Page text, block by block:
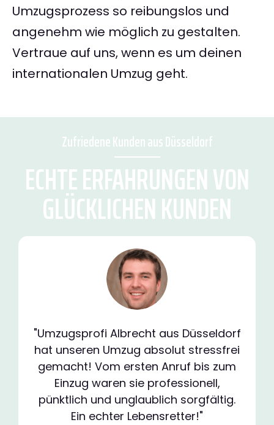
Umzugsprozess so reibungslos und
angenehm wie möglich zu gestalten.
Vertraue auf uns, wenn es um deinen
internationalen Umzug geht.
Zufriedene Kunden aus Düsseldorf
ECHTE ERFAHRUNGEN VON
GLÜCKLICHEN KUNDEN
"Umzugsprofi Albrecht aus Düsseldorf
hat unseren Umzug absolut stressfrei
gemacht! Vom ersten Anruf bis zum
Einzug waren sie professionell,
pünktlich und unglaublich sorgfältig.
Ein echter Lebensretter!"